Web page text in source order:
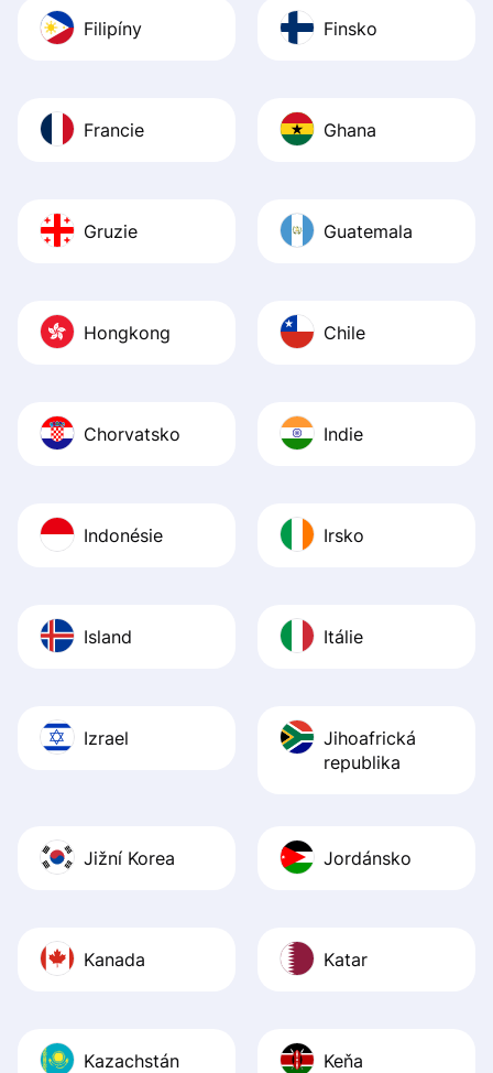
Filipíny Finsko
Francie Ghana
Gruzie Guatemala
Hongkong Chile
Chorvatsko Indie
Indonésie Irsko
Island Itálie
Izrael
Jihoafrická
republika
Jižní Korea Jordánsko
Kanada Katar
Kazachstán Keňa